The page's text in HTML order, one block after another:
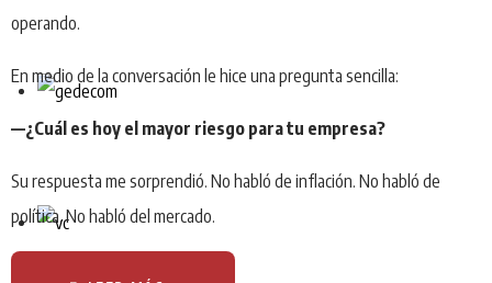
operando.
En medio de la conversación le hice una pregunta sencilla:
—¿Cuál es hoy el mayor riesgo para tu empresa?
Su respuesta me sorprendió. No habló de inflación. No habló de
política. No habló del mercado.